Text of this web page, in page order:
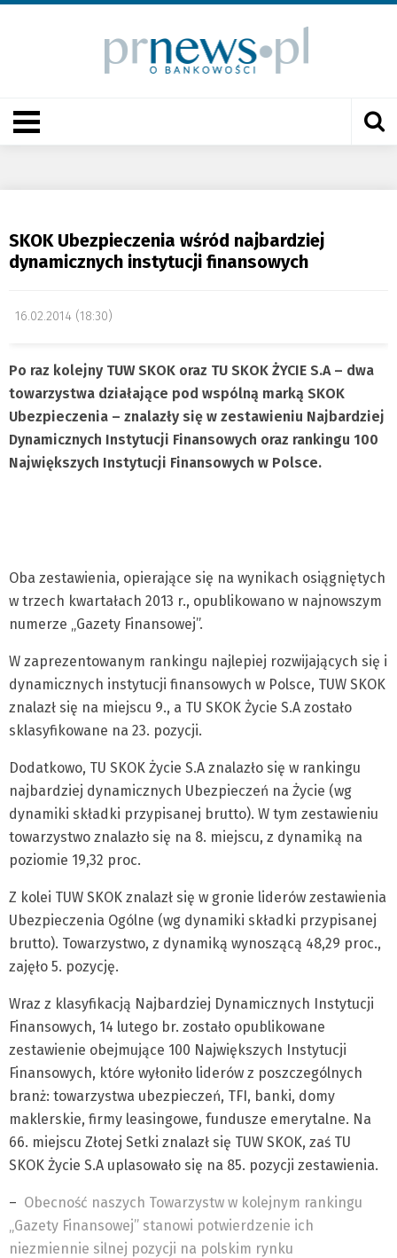
SKOK Ubezpieczenia wśród najbardziej
dynamicznych instytucji finansowych
16.02.2014 (18:30)
Po raz kolejny TUW SKOK oraz TU SKOK ŻYCIE S.A – dwa
towarzystwa działające pod wspólną marką SKOK
Ubezpieczenia – znalazły się w zestawieniu Najbardziej
Dynamicznych Instytucji Finansowych oraz rankingu 100
Największych Instytucji Finansowych w Polsce.
Oba zestawienia, opierające się na wynikach osiągniętych
w trzech kwartałach 2013 r., opublikowano w najnowszym
numerze „Gazety Finansowej”.
W zaprezentowanym rankingu najlepiej rozwijających się i
dynamicznych instytucji finansowych w Polsce, TUW SKOK
znalazł się na miejscu 9., a TU SKOK Życie S.A zostało
sklasyfikowane na 23. pozycji.
Dodatkowo, TU SKOK Życie S.A znalazło się w rankingu
najbardziej dynamicznych Ubezpieczeń na Życie (wg
dynamiki składki przypisanej brutto). W tym zestawieniu
towarzystwo znalazło się na 8. miejscu, z dynamiką na
poziomie 19,32 proc.
Z kolei TUW SKOK znalazł się w gronie liderów zestawienia
Ubezpieczenia Ogólne (wg dynamiki składki przypisanej
brutto). Towarzystwo, z dynamiką wynoszącą 48,29 proc.,
zajęło 5. pozycję.
Wraz z klasyfikacją Najbardziej Dynamicznych Instytucji
Finansowych, 14 lutego br. zostało opublikowane
zestawienie obejmujące 100 Największych Instytucji
Finansowych, które wyłoniło liderów z poszczególnych
branż: towarzystwa ubezpieczeń, TFI, banki, domy
maklerskie, firmy leasingowe, fundusze emerytalne. Na
66. miejscu Złotej Setki znalazł się TUW SKOK, zaś TU
SKOK Życie S.A uplasowało się na 85. pozycji zestawienia.
– Obecność naszych Towarzystw w kolejnym rankingu
„Gazety Finansowej” stanowi potwierdzenie ich
niezmiennie silnej pozycji na polskim rynku